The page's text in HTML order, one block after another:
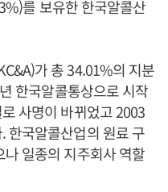
를 보유한 한국알콜산
가 총 34.01%의 지분
한국알콜통상으로 시작
사명이 바뀌었고 2003
한국알콜산업의 원료 구
일종의 지주회사 역할